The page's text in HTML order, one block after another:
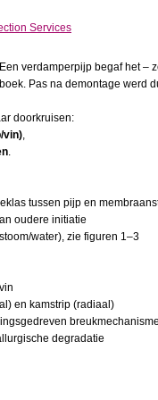
Services
verdamperpijp begaf het –
Pas na demontage werd
doorkruisen:
vin)
tussen pijp en
oudere initiatie
water), zie figuren 1–3
en kamstrip (radiaal)
breukmechanisme
degradatie